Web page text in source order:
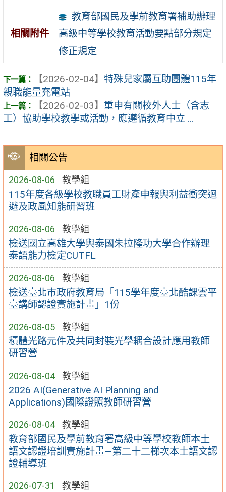
相關公告
2026-08-06 教學組
115年度各級學校教職員工財產申報與利益衝突迴
避及政風知能研習班
2026-08-06 教學組
檢送國立高雄大學與泰國朱拉隆功大學合作辦理
泰語能力檢定CUTFL
2026-08-06 教學組
檢送臺北市政府教育局「115學年度臺北酷課雲平
臺講師認證實施計畫」1份
2026-08-05 教學組
積體光路元件及共同封裝光學耦合設計應用教師
研習營
2026-08-04 教學組
2026 AI(Generative AI Planning and
Applications)國際證照教師研習營
2026-08-04 教學組
教育部國民及學前教育署高級中等學校教師本土
語文認證培訓實施計畫—第二十二梯次本土語文認
證輔導班
2026-07-31 教學組
相關附件
教育部國民及學前教育署補助辦理
高級中等學校教育活動要點部分規定
修正規定
【2026-02-04】 特殊兒家屬互助團體115年
親職能量充電站
【2026-02-03】 重申有關校外人士（含志
工）協助學校教學或活動，應遵循教育中立 ...